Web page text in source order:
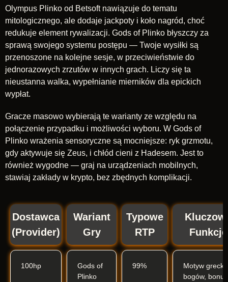
Olympus Plinko od Betsoft nawiązuje do tematu
mitologicznego, ale dodaje jackpoty i koło nagród, choć
redukuje element rywalizacji. Gods of Plinko błyszczy za
sprawą swojego systemu postępu — Twoje wysiłki są
przenoszone na kolejne sesje, w przeciwieństwie do
jednorazowych zrzutów w innych grach. Liczy się ta
nieustanna walka, wypełnianie mierników dla epickich
wypłat.
Gracze masowo wybierają te warianty ze względu na
połączenie przypadku i możliwości wyboru. W Gods of
Plinko wrażenia sensoryczne są mocniejsze: ryk grzmotu,
gdy aktywuje się Zeus, i chłód cieni z Hadesem. Jest to
również wygodne — graj na urządzeniach mobilnych,
stawiaj zakłady w krypto, bez zbędnych komplikacji.
Dostawca
(Provider)
Wariant
Gry
Typowe
RTP
Funkcje
100hp
Gods of
Plinko
99%
Motyw
bogów,